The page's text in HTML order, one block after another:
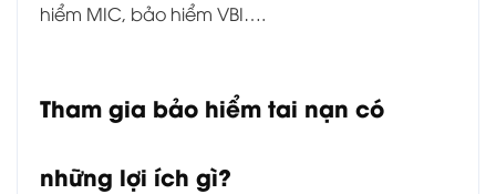
hiểm MIC, bảo hiểm VBI….
Tham gia bảo hiểm tai nạn có
những lợi ích gì?